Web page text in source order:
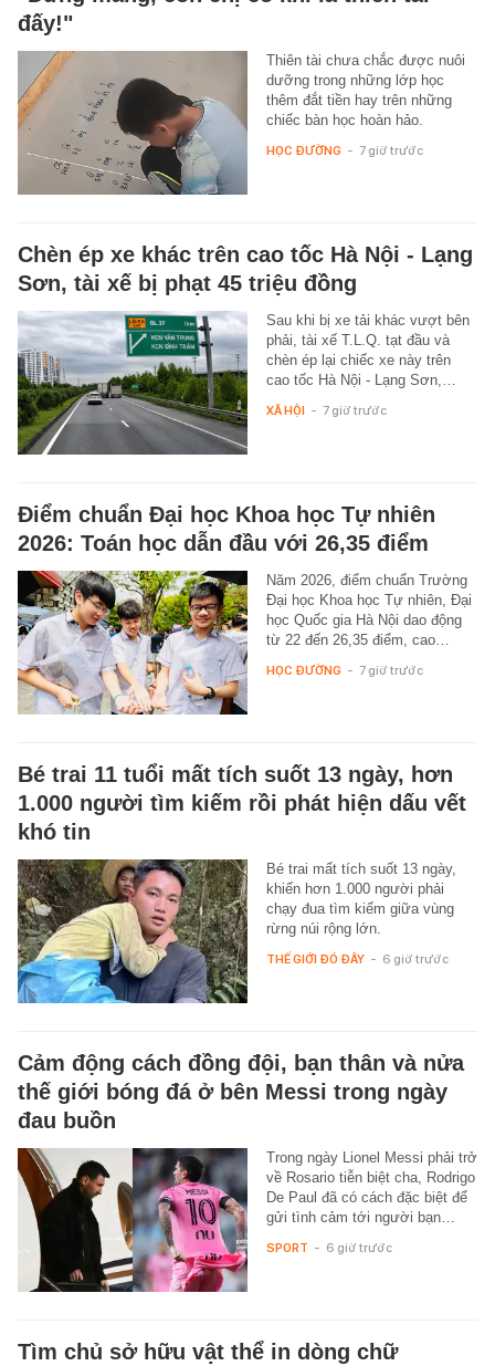
đấy!"
Thiên tài chưa chắc được nuôi
dưỡng trong những lớp học
thêm đắt tiền hay trên những
chiếc bàn học hoàn hảo.
HỌC ĐƯỜNG - 7 giờ trước
Chèn ép xe khác trên cao tốc Hà Nội - Lạng
Sơn, tài xế bị phạt 45 triệu đồng
Sau khi bị xe tải khác vượt bên
phải, tài xế T.L.Q. tạt đầu và
chèn ép lại chiếc xe này trên
cao tốc Hà Nội - Lạng Sơn,…
XÃ HỘI - 7 giờ trước
Điểm chuẩn Đại học Khoa học Tự nhiên
2026: Toán học dẫn đầu với 26,35 điểm
Năm 2026, điểm chuẩn Trường
Đại học Khoa học Tự nhiên, Đại
học Quốc gia Hà Nội dao động
từ 22 đến 26,35 điểm, cao…
HỌC ĐƯỜNG - 7 giờ trước
Bé trai 11 tuổi mất tích suốt 13 ngày, hơn
1.000 người tìm kiếm rồi phát hiện dấu vết
khó tin
Bé trai mất tích suốt 13 ngày,
khiến hơn 1.000 người phải
chạy đua tìm kiếm giữa vùng
rừng núi rộng lớn.
THẾ GIỚI ĐÓ ĐÂY - 6 giờ trước
Cảm động cách đồng đội, bạn thân và nửa
thế giới bóng đá ở bên Messi trong ngày
đau buồn
Trong ngày Lionel Messi phải trở
về Rosario tiễn biệt cha, Rodrigo
De Paul đã có cách đặc biệt để
gửi tình cảm tới người bạn…
SPORT - 6 giờ trước
Tìm chủ sở hữu vật thể in dòng chữ